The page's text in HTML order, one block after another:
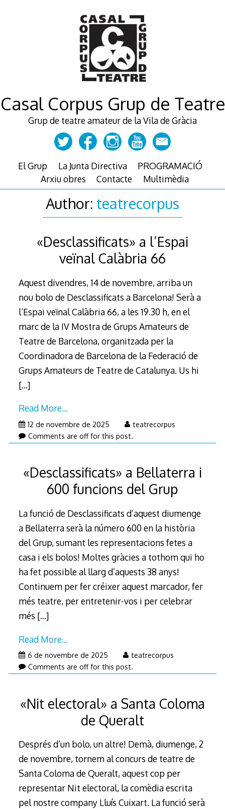
Casal Corpus Grup de Teatre
Grup de teatre amateur de la Vila de Gràcia
El Grup La Junta Directiva
PROGRAMACIÓ
Arxiu obres
Contacte Multimèdia
Author: teatrecorpus
«Desclassificats» a l’Espai
veïnal Calàbria 66
Aquest divendres, 14 de novembre, arriba un
nou bolo de Desclassificats a Barcelona! Serà a
l’Espai veïnal Calàbria 66, a les 19.30 h, en el
marc de la IV Mostra de Grups Amateurs de
Teatre de Barcelona, organitzada per la
Coordinadora de Barcelona de la Federació de
Grups Amateurs de Teatre de Catalunya. Us hi
[…]
Read More…
12 de novembre de 2025
teatrecorpus
Comments are off for this post.
«Desclassificats» a Bellaterra i
600 funcions del Grup
La funció de Desclassificats d’aquest diumenge
a Bellaterra serà la número 600 en la història
del Grup, sumant les representacions fetes a
casa i els bolos! Moltes gràcies a tothom qui ho
ha fet possible al llarg d’aquests 38 anys!
Continuem per fer créixer aquest marcador, fer
més teatre, per entretenir-vos i per celebrar
més […]
Read More…
6 de novembre de 2025
teatrecorpus
Comments are off for this post.
«Nit electoral» a Santa Coloma
de Queralt
Després d’un bolo, un altre! Demà, diumenge, 2
de novembre, tornem al concurs de teatre de
Santa Coloma de Queralt, aquest cop per
representar Nit electoral, la comèdia escrita
pel nostre company Lluís Cuixart. La funció serà